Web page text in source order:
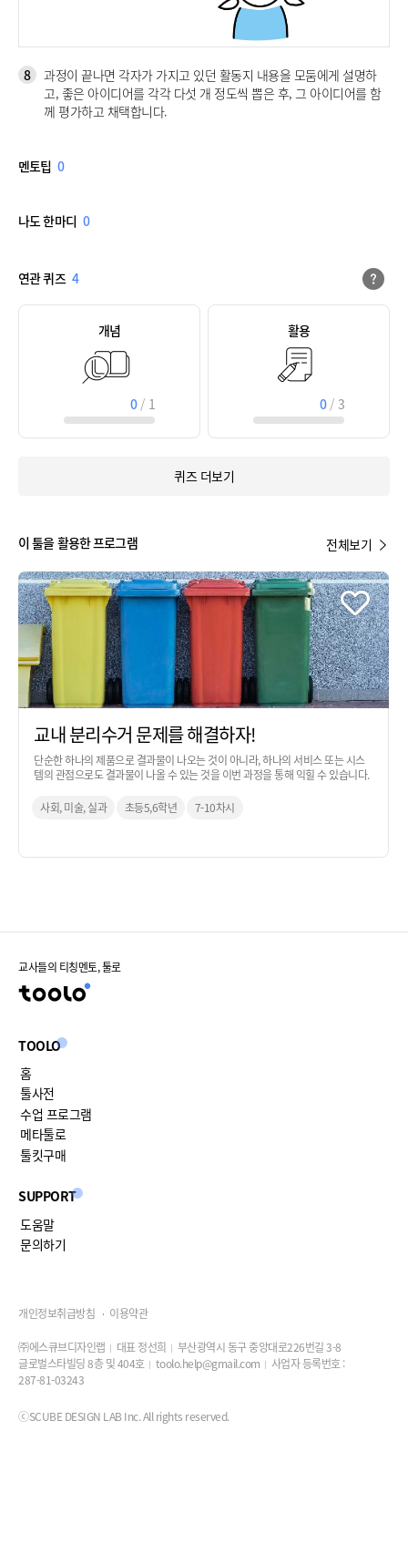
8
과정이 끝나면 각자가 가지고 있던 활동지 내용을 모둠에게 설명하
고, 좋은 아이디어를 각각 다섯 개 정도씩 뽑은 후, 그 아이디어를 함
께 평가하고 채택합니다.
멘토팁 0
나도 한마디 0
연관 퀴즈 4
개념
0 / 1
활용
0 / 3
퀴즈 더보기
이 툴을 활용한 프로그램 전체보기
교내 분리수거 문제를 해결하자!
단순한 하나의 제품으로 결과물이 나오는 것이 아니라, 하나의 서비스 또는 시스
템의 관점으로도 결과물이 나올 수 있는 것을 이번 과정을 통해 익힐 수 있습니다.
사회, 미술, 실과 초등5,6학년 7-10차시
교사들의 티칭멘토, 툴로
TOOLO
홈
툴사전
수업 프로그램
메타툴로
툴킷구매
SUPPORT
도움말
문의하기
개인정보취급방침 이용약관
㈜에스큐브디자인랩 대표 정선희
부산광역시 동구 중앙대로226번길 3-8
글로벌스타빌딩 8층 및 404호
toolo.help@gmail.com
사업자 등록번호 :
287-81-03243
ⓒSCUBE DESIGN LAB Inc. All rights reserved.